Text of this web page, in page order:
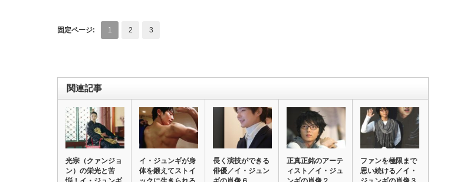
固定ページ: 1 2 3
関連記事
光宗（クァンジョ
ン）の栄光と苦
イ・ジュンギが身
体を鍛えてストイ
長く演技ができる
俳優／イ・ジュン
正真正銘のアーテ
ィスト／イ・ジュ
ファンを極限まで
思い続ける／イ・